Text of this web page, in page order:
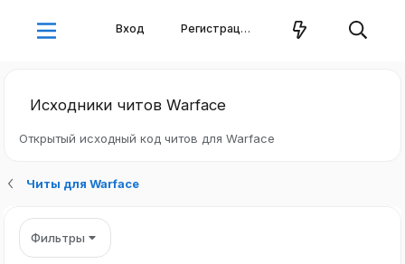
Вход Регистрация
Исходники читов Warface
Открытый исходный код читов для Warface
Читы для Warface
Фильтры